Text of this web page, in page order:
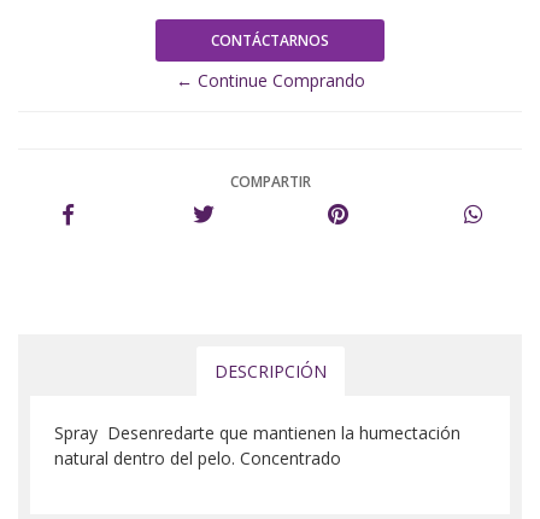
CONTÁCTARNOS
← Continue Comprando
COMPARTIR
DESCRIPCIÓN
Spray Desenredarte que mantienen la humectación
natural dentro del pelo. Concentrado